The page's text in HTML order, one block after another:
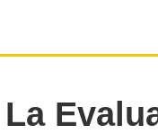
La